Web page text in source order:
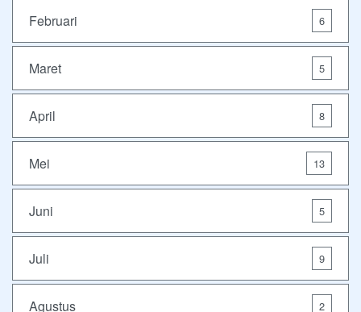
Februari 6
Maret 5
April 8
Mei 13
Juni 5
Juli 9
Agustus 2